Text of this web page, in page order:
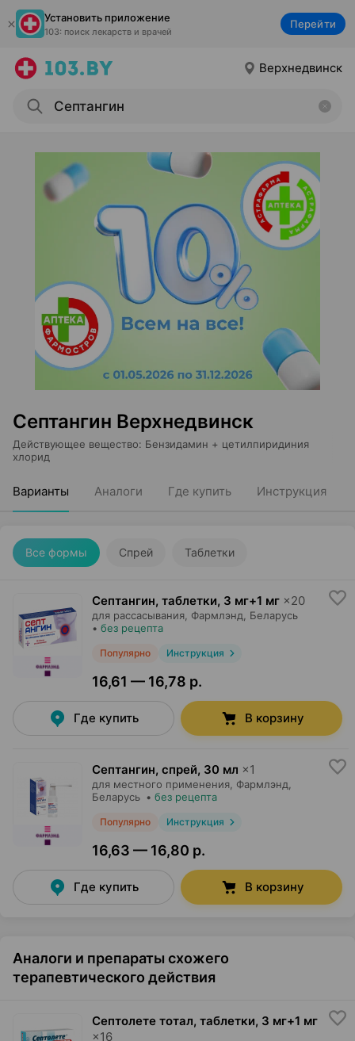
Установить приложение
103: поиск лекарств и врачей
Перейти
Верхнедвинск
Септангин Верхнедвинск
Действующее вещество: Бензидамин + цетилпиридиния
хлорид
Варианты Аналоги Где купить Инструкция
Все формы Спрей Таблетки
Септангин, таблетки, 3 мг+1 мг ×20
для рассасывания, Фармлэнд , Беларусь
• без рецепта
Популярно Инструкция
16,61 — 16,78 р.
Где купить В корзину
Септангин, спрей, 30 мл ×1
для местного применения, Фармлэнд
Беларусь • без рецепта
Популярно Инструкция
16,63 — 16,80 р.
Где купить В корзину
Аналоги и препараты схожего
терапевтического действия
Септолете тотал, таблетки, 3 мг+1 мг
×16